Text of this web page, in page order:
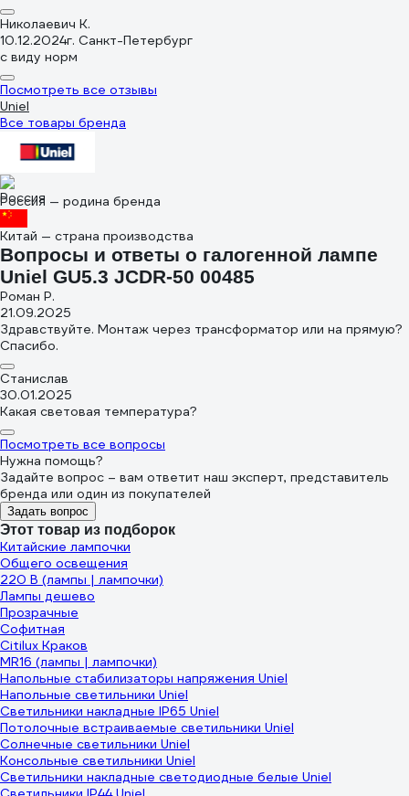
Николаевич К.
10.12.2024г. Санкт-Петербург
с виду норм
Посмотреть все отзывы
Uniel
Все товары бренда
Россия — родина бренда
Китай — страна производства
Вопросы и ответы о галогенной лампе
Uniel GU5.3 JCDR-50 00485
Роман Р.
21.09.2025
Здравствуйте. Монтаж через трансформатор или на прямую?
Спасибо.
Станислав
30.01.2025
Какая световая температура?
Посмотреть все вопросы
Нужна помощь?
Задайте вопрос – вам ответит наш эксперт, представитель
бренда или один из покупателей
Задать вопрос
Этот товар из подборок
Китайские лампочки
Общего освещения
220 В (лампы | лампочки)
Лампы дешево
Прозрачные
Софитная
Citilux Краков
MR16 (лампы | лампочки)
Напольные стабилизаторы напряжения Uniel
Напольные светильники Uniel
Светильники накладные IP65 Uniel
Потолочные встраиваемые светильники Uniel
Солнечные светильники Uniel
Консольные светильники Uniel
Светильники накладные светодиодные белые Uniel